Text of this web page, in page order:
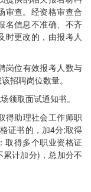
审查。经资格审查合
名信息不准确、不齐
时更改的，由报考人
岗位有效报考人数与
招聘岗位数量。
领取面试通知书。
得助理社会工作师职
证书的，加4分;取得
取得多个职业资格证
计加分)，总加分不